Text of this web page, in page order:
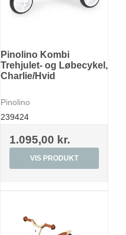
Pinolino Kombi
Trehjulet- og Løbecykel,
Charlie/Hvid
Pinolino
239424
1.095,00 kr.
VIS PRODUKT